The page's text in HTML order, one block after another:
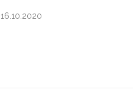
16.10.2020